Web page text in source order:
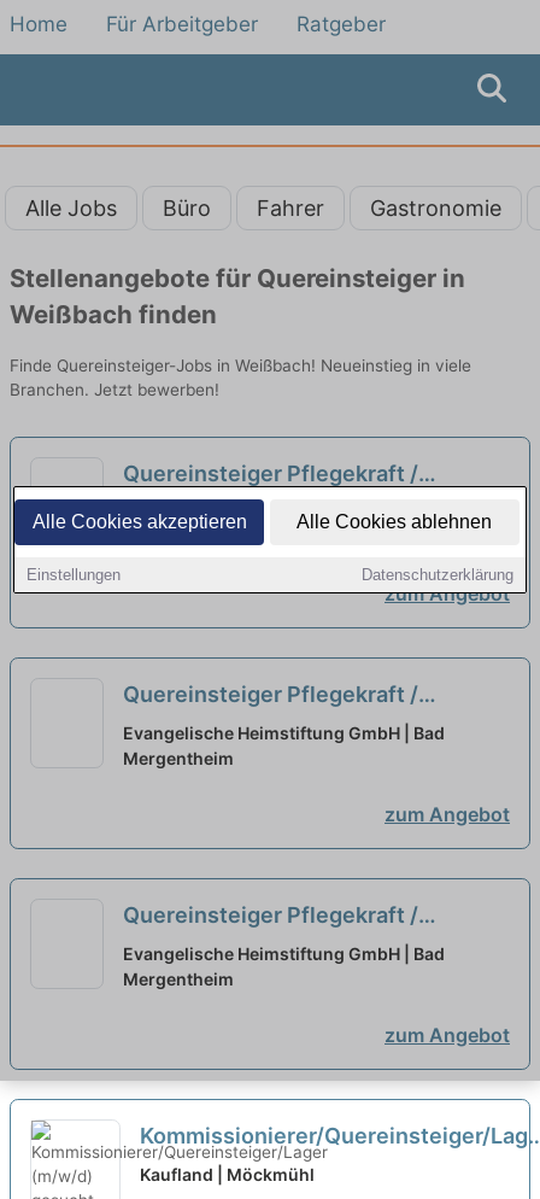
Alle Cookies akzeptieren Alle Cookies ablehnen
Einstellungen Datenschutzerklärung
Home Für Arbeitgeber Ratgeber
Alle Jobs Büro Fahrer Gastronomie
Stellenangebote für Quereinsteiger in
Weißbach finden
Finde Quereinsteiger-Jobs in Weißbach! Neueinstieg in viele
Branchen. Jetzt bewerben!
Quereinsteiger Pflegekraft /
Pflegehilfskraft (m/w/d)
Evangelische Heimstiftung GmbH | Bad
Mergentheim
zum Angebot
Quereinsteiger Pflegekraft /
Pflegehilfskraft (m/w/d) neu
Evangelische Heimstiftung GmbH | Bad
Mergentheim
zum Angebot
Quereinsteiger Pflegekraft /
Pflegehilfskraft (m/w/d) neu
Evangelische Heimstiftung GmbH | Bad
Mergentheim
zum Angebot
Kommissionierer/Quereinsteiger/
(m/w/d) gesucht Vollzeit
Kaufland | Möckmühl